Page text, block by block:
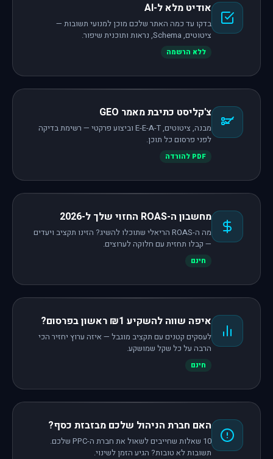
אודיט מלא ל-AI
בדקו עד כמה האתר שלכם מוכן למנועי תשובות —
ציטוטים, Schema, נראות ותוכנית שיפור.
ללא הרשמה
צ'קליסט כתיבת מאמר GEO
מבנה, ציטוטים, E-E-A-T וביצוע פרקטי — רשימת בדיקה
לפני פרסום כל תוכן.
PDF להורדה
מחשבון ה-ROAS החזוי שלך ל-2026
מה ה-ROAS הריאלי שתוכלו להשיג? הזינו תקציב ויעדים
— קבלו תחזית עם חלוקה לערוצים.
חינם
איפה שווה להשקיע ₪1 ראשון בפרסום?
לעסקים קטנים עם תקציב מוגבל — איזה ערוץ יחזיר הכי
הרבה על כל שקל שמושקע.
חינם
האם חברת הניהול שלכם מבזבזת כסף?
10 שאלות שחייבים לשאול את חברת ה-PPC שלכם.
תשובות לא טובות? הגיע הזמן לשינוי.